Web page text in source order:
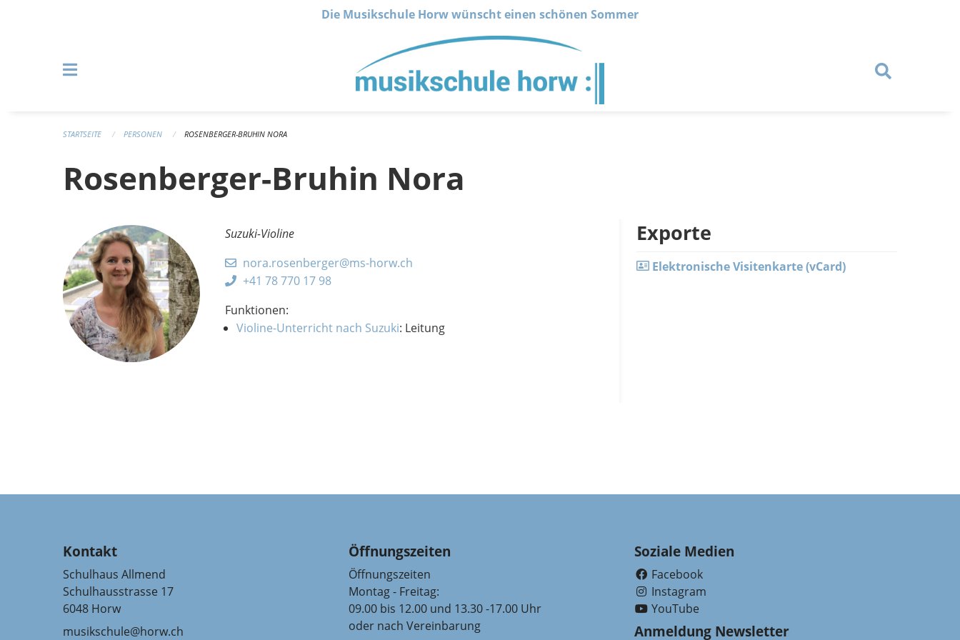
Die Musikschule Horw wünscht einen schönen Sommer
STARTSEITE PERSONEN ROSENBERGER-BRUHIN NORA
Rosenberger-Bruhin Nora
Suzuki-Violine
nora.rosenberger@ms-horw.ch
+41 78 770 17 98
Funktionen:
Violine-Unterricht nach Suzuki: Leitung
Exporte
Elektronische Visitenkarte (vCard)
Kontakt
Schulhaus Allmend
Schulhausstrasse 17
6048 Horw
musikschule@horw.ch
Öffnungszeiten
Öffnungszeiten
Montag - Freitag:
09.00 bis 12.00 und 13.30 -17.00 Uhr
oder nach Vereinbarung
Soziale Medien
Facebook
Instagram
YouTube
Anmeldung Newsletter